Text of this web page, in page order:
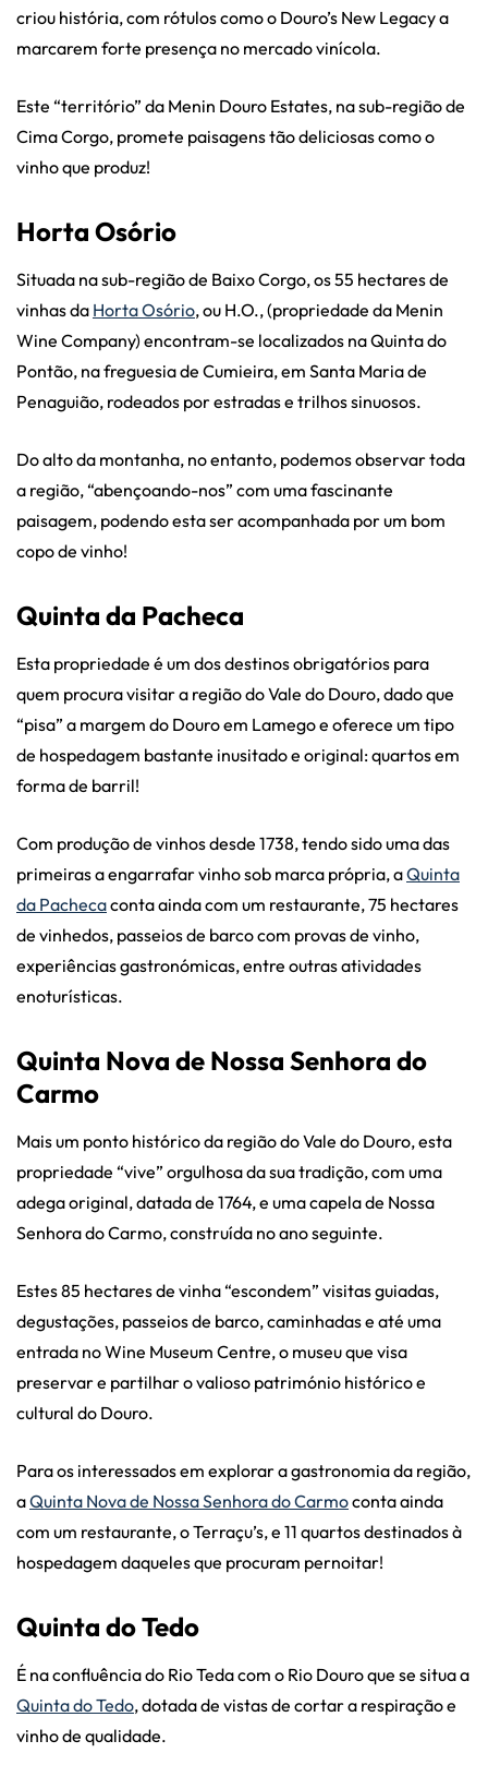
criou história, com rótulos como o Douro’s New Legacy a
marcarem forte presença no mercado vinícola.
Este “território” da Menin Douro Estates, na sub-região de
Cima Corgo, promete paisagens tão deliciosas como o
vinho que produz!
Horta Osório
Situada na sub-região de Baixo Corgo, os 55 hectares de
vinhas da Horta Osório, ou H.O., (propriedade da Menin
Wine Company) encontram-se localizados na Quinta do
Pontão, na freguesia de Cumieira, em Santa Maria de
Penaguião, rodeados por estradas e trilhos sinuosos.
Do alto da montanha, no entanto, podemos observar toda
a região, “abençoando-nos” com uma fascinante
paisagem, podendo esta ser acompanhada por um bom
copo de vinho!
Quinta da Pacheca
Esta propriedade é um dos destinos obrigatórios para
quem procura visitar a região do Vale do Douro, dado que
“pisa” a margem do Douro em Lamego e oferece um tipo
de hospedagem bastante inusitado e original: quartos em
forma de barril!
Com produção de vinhos desde 1738, tendo sido uma das
primeiras a engarrafar vinho sob marca própria, aQuinta
da Pachecaconta ainda com um restaurante, 75 hectares
de vinhedos, passeios de barco com provas de vinho,
experiências gastronómicas, entre outras atividades
enoturísticas.
Quinta Nova de Nossa Senhora do
Carmo
Mais um ponto histórico da região do Vale do Douro, esta
propriedade “vive” orgulhosa da sua tradição, com uma
adega original, datada de 1764, e uma capela de Nossa
Senhora do Carmo, construída no ano seguinte.
Estes 85 hectares de vinha “escondem” visitas guiadas,
degustações, passeios de barco, caminhadas e até uma
entrada no Wine Museum Centre, o museu que visa
preservar e partilhar o valioso património histórico e
cultural do Douro.
Para os interessados em explorar a gastronomia da região,
aQuinta Nova de Nossa Senhora do Carmoconta ainda
com um restaurante, o Terraçu’s, e 11 quartos destinados à
hospedagem daqueles que procuram pernoitar!
Quinta do Tedo
É na confluência do Rio Teda com o Rio Douro que se situa a
Quinta do Tedo, dotada de vistas de cortar a respiração e
vinho de qualidade.